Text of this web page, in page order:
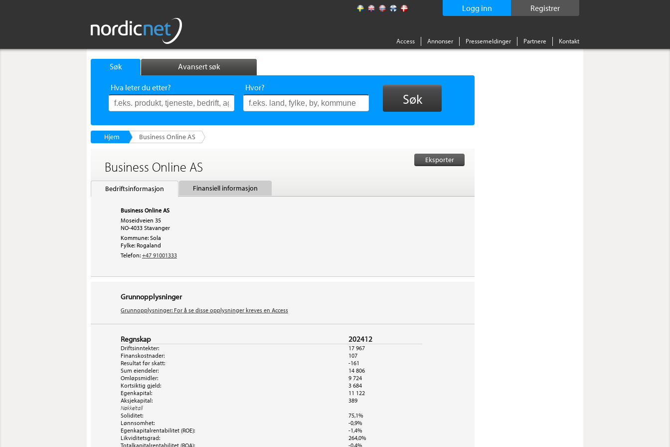
Registrer
Logg inn
Access Annonser Pressemeldinger Partnere Kontakt
Søk Avansert søk
Hva leter du etter? Hvor?
Søk
Hjem Business Online AS
Eksporter
Business Online AS
Bedriftsinformasjon Finansiell informasjon
Business Online AS
Moseidveien 35
NO-4033 Stavanger
Kommune: Sola
Fylke: Rogaland
Telefon: +47 91001333
Grunnopplysninger
Grunnopplysninger: For å se disse opplysninger kreves en Access
Regnskap 202412
Driftsinntekter:
17 967
Finanskostnader:
107
Resultat før skatt:
-161
Sum eiendeler:
14 806
Omløpsmidler:
9 724
Kortsiktig gjeld:
3 684
Egenkapital:
11 122
Aksjekapital:
389
Nøkkeltall
Soliditet:
75,1%
Lønnsomhet:
-0,9%
Egenkapitalrentabilitet (ROE):
-1,4%
Likviditetsgrad:
264,0%
Totalkapitalrentabilitet (ROA):
-0,4%